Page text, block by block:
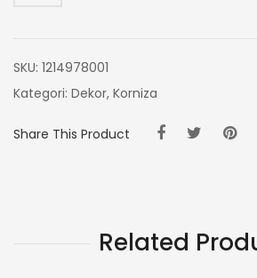
SKU: 1214978001
Kategori: Dekor, Korniza
Share This Product
Related